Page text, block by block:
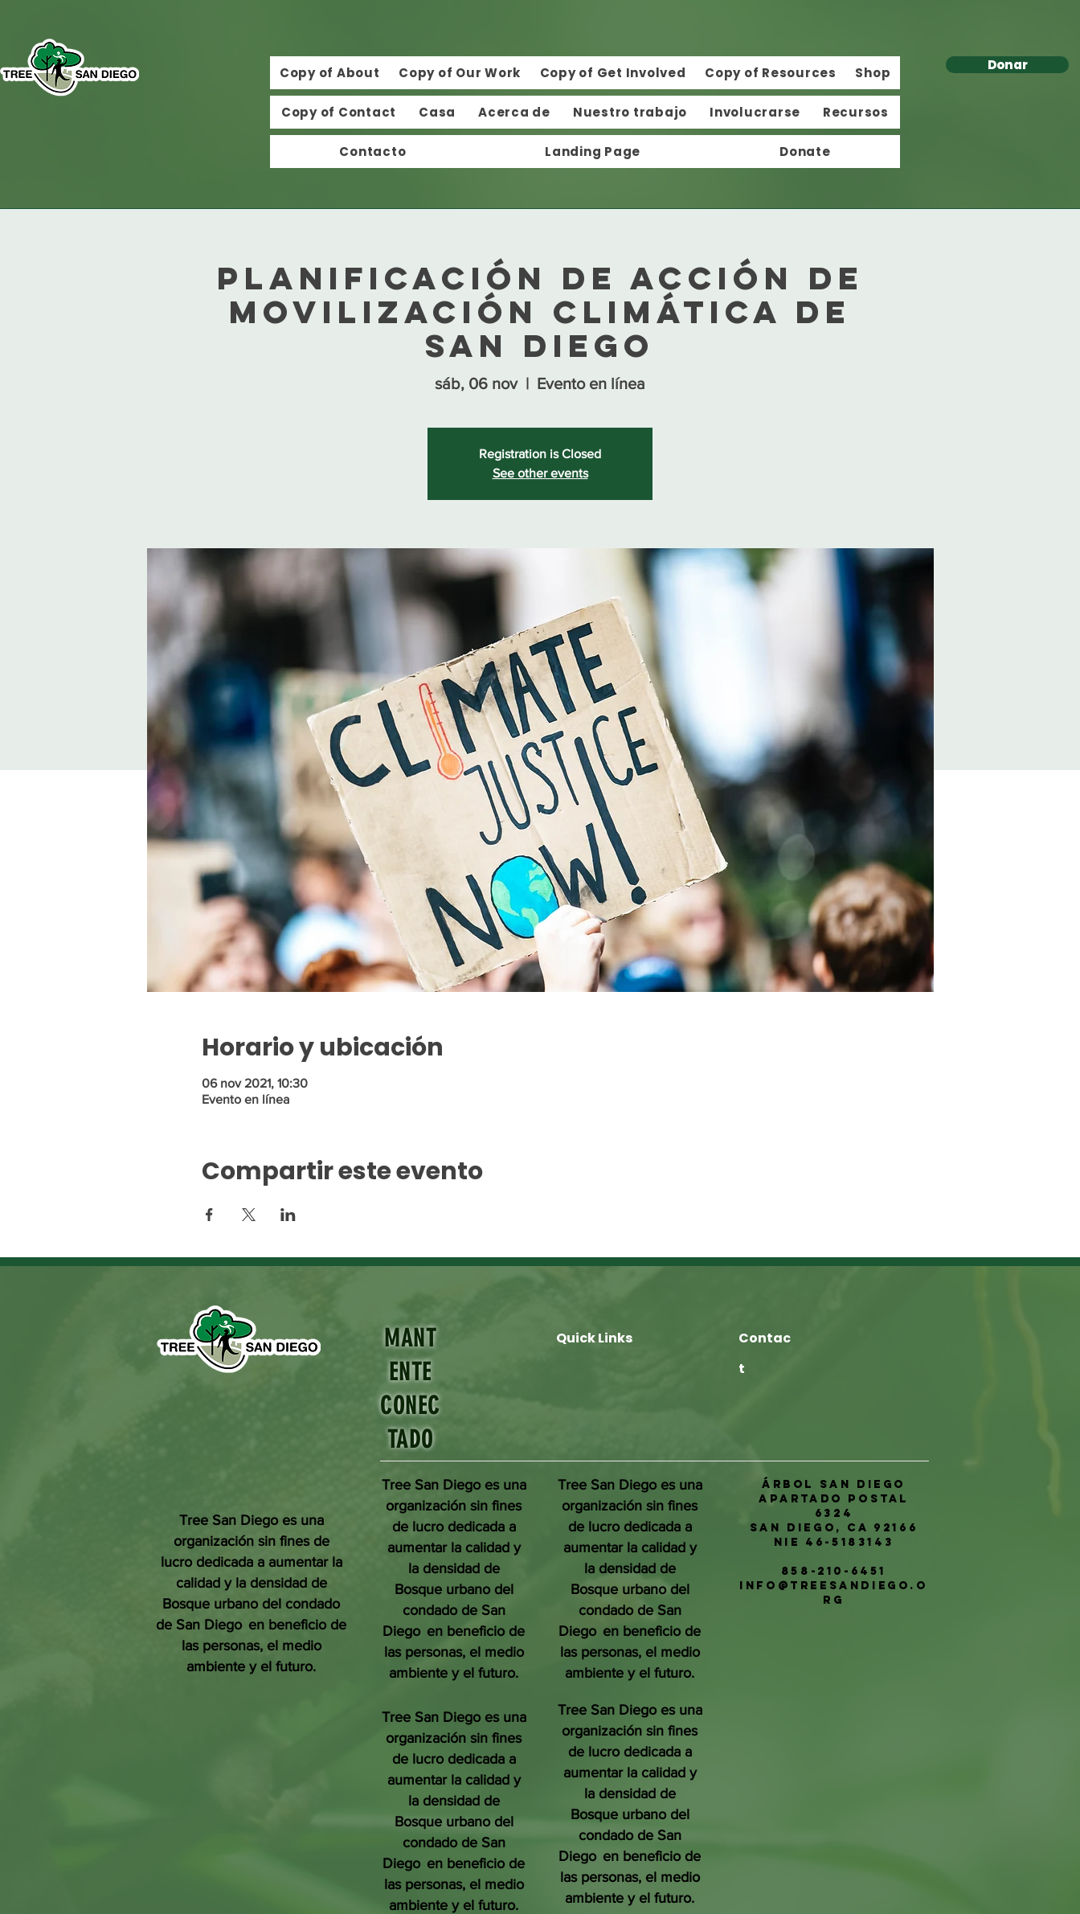
Copy of About Copy of Our Work Copy of Get Involved Copy of Resources Shop
Copy of Contact Casa Acerca de Nuestro trabajo Involucrarse Recursos
Contacto Landing Page Donate
Donar
Planificación de acción de
movilización climática de
San Diego
sáb, 06 nov
  |
Evento en línea
Registration is Closed
See other events
Horario y ubicación
06 nov 2021, 10:30
Evento en línea
Compartir este evento
Tree San Diego es una
organización sin fines de
lucro dedicada a aumentar la
calidad y la densidad de
Bosque urbano del condado
de San Diego en beneficio de
las personas, el medio
ambiente y el futuro.
MANT
ENTE
CONEC
TADO
Quick Links
Contac
t
Tree San Diego es una
organización sin fines
de lucro dedicada a
aumentar la calidad y
la densidad de
Bosque urbano del
condado de San
Diego en beneficio de
las personas, el medio
ambiente y el futuro.
Tree San Diego es una
organización sin fines
de lucro dedicada a
aumentar la calidad y
la densidad de
Bosque urbano del
condado de San
Diego en beneficio de
las personas, el medio
ambiente y el futuro.
Tree San Diego es una
organización sin fines
de lucro dedicada a
aumentar la calidad y
la densidad de
Bosque urbano del
condado de San
Diego en beneficio de
las personas, el medio
ambiente y el futuro.
Tree San Diego es una
organización sin fines
de lucro dedicada a
aumentar la calidad y
la densidad de
Bosque urbano del
condado de San
Diego en beneficio de
las personas, el medio
ambiente y el futuro.
Árbol San Diego
Apartado postal
6324
San Diego, CA 92166
NIE 46-5183143
858-210-6451
info@treesandiego.o
rg